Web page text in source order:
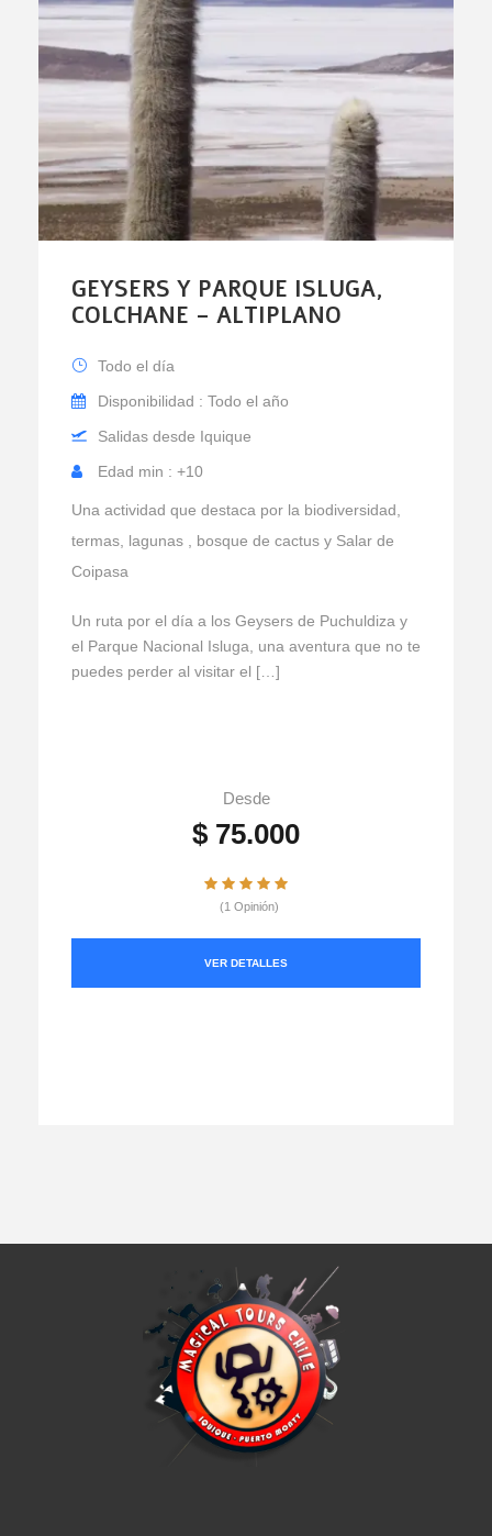
GEYSERS Y PARQUE ISLUGA,
COLCHANE – ALTIPLANO
Todo el día
Disponibilidad : Todo el año
Salidas desde Iquique
Edad min : +10
Una actividad que destaca por la biodiversidad,
termas, lagunas , bosque de cactus y Salar de
Coipasa
Un ruta por el día a los Geysers de Puchuldiza y
el Parque Nacional Isluga, una aventura que no te
puedes perder al visitar el […]
Desde
$ 75.000
(1 Opinión)
VER DETALLES